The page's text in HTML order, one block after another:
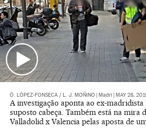
Ó. LÓPEZ-FONSECA / L. J. MOÑINO Madri MAY 28,
A investigação aponta ao ex-
suposto cabeça. Também está na mira
Valladolid x Valencia pelas aposta de